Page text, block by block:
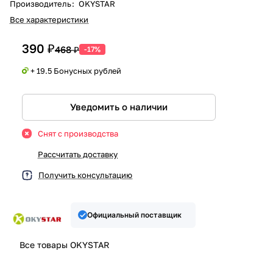
Производитель: OKYSTAR
Все характеристики
390 ₽468 ₽ -17%
+ 19.5 Бонусных рублей
Уведомить о наличии
Снят с производства
Рассчитать доставку
Получить консультацию
Официальный поставщик
Все товары OKYSTAR